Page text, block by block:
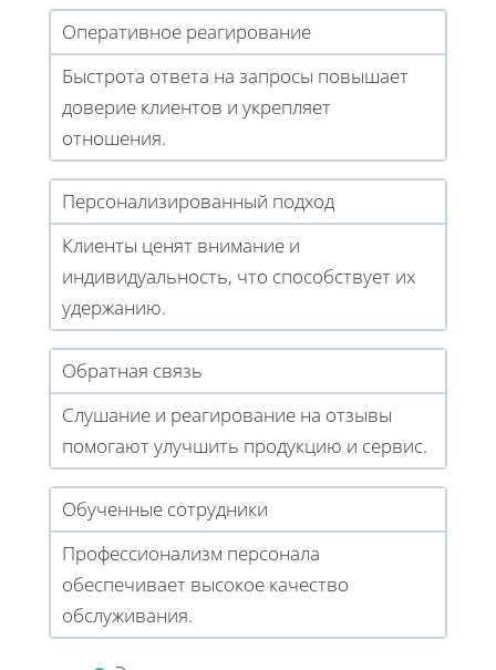
Оперативное реагирование
Быстрота ответа на запросы повышает
доверие клиентов и укрепляет
отношения.
Персонализированный подход
Клиенты ценят внимание и
индивидуальность, что способствует их
удержанию.
Обратная связь
Слушание и реагирование на отзывы
помогают улучшить продукцию и сервис.
Обученные сотрудники
Профессионализм персонала
обеспечивает высокое качество
обслуживания.